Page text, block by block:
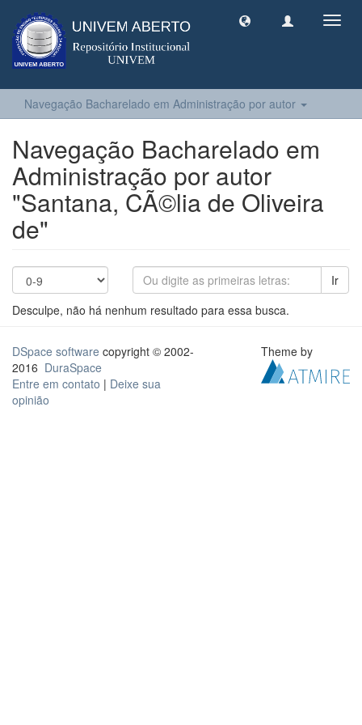
Navegação Bacharelado em Administração por autor
Navegação Bacharelado em
Administração por autor
"Santana, CÃ©lia de Oliveira
de"
Ir
Desculpe, não há nenhum resultado para essa busca.
DSpace software copyright © 2002-
2016 DuraSpace
Entre em contato | Deixe sua
opinião
Theme by